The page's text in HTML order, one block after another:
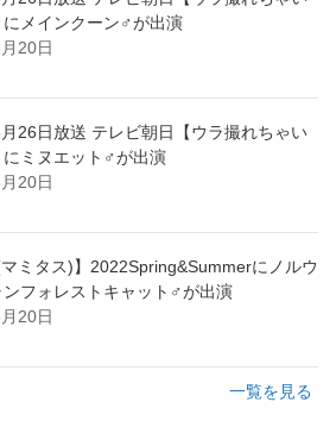
にメインクーン♂が出演
20日
26日放送 テレビ朝日【ウラ撮れちゃい
にミヌエット♂が出演
20日
マミタス)】2022Spring&Summerにノルウ
ンフォレストキャット♂が出演
20日
一覧を見る